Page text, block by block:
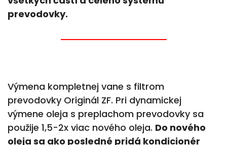
prevodovky.
Výmena kompletnej vane s filtrom
prevodovky Originál ZF. Pri dynamickej
výmene oleja s preplachom prevodovky sa
použije 1,5-2x viac nového oleja. Do nového
oleja sa ako posledné pridá kondicionér